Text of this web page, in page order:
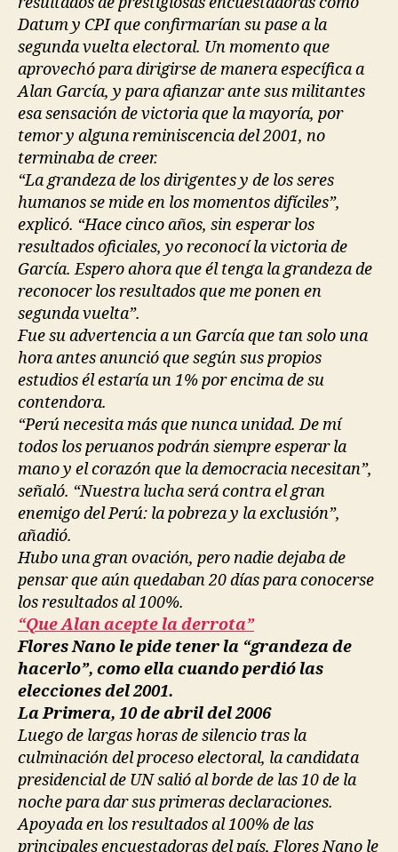
Datum y CPI que confirmarían su pase a la
segunda vuelta electoral. Un momento que
aprovechó para dirigirse de manera específica a
Alan García, y para afianzar ante sus militantes
esa sensación de victoria que la mayoría, por
temor y alguna reminiscencia del 2001, no
terminaba de creer.
“La grandeza de los dirigentes y de los seres
humanos se mide en los momentos difíciles”,
explicó. “Hace cinco años, sin esperar los
resultados oficiales, yo reconocí la victoria de
García. Espero ahora que él tenga la grandeza de
reconocer los resultados que me ponen en
segunda vuelta”.
Fue su advertencia a un García que tan solo una
hora antes anunció que según sus propios
estudios él estaría un 1% por encima de su
contendora.
“Perú necesita más que nunca unidad. De mí
todos los peruanos podrán siempre esperar la
mano y el corazón que la democracia necesitan”,
señaló. “Nuestra lucha será contra el gran
enemigo del Perú: la pobreza y la exclusión”,
añadió.
Hubo una gran ovación, pero nadie dejaba de
pensar que aún quedaban 20 días para conocerse
los resultados al 100%.
“Que Alan acepte la derrota”
Flores Nano le pide tener la “grandeza de
hacerlo”, como ella cuando perdió las
elecciones del 2001.
La Primera, 10 de abril del 2006
Luego de largas horas de silencio tras la
culminación del proceso electoral, la candidata
presidencial de UN salió al borde de las 10 de la
noche para dar sus primeras declaraciones.
Apoyada en los resultados al 100% de las
principales encuestadoras del país, Flores Nano le